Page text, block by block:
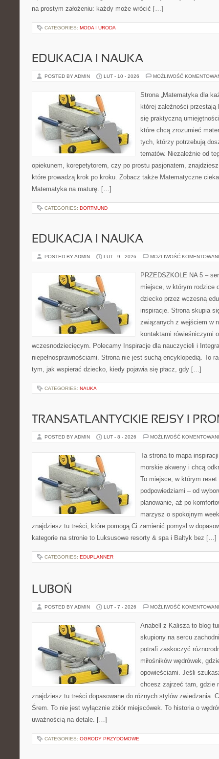
na prostym założeniu: każdy może wrócić […]
CATEGORIES: MODA I URODA
EDUKACJA I NAUKA
POSTED BY ADMIN LUT - 10 - 2026 MOŻLIWOŚĆ
Strona „Matematyka dla
której zależności
się praktyczną
które chcą zrozumieć
tych, którzy potrzebują
tematów. Niezależnie od
opiekunem, korepetytorem, czy po prostu pasjonatem,
które prowadzą krok po kroku. Zobacz także Matematyczne
Matematyka na maturę. […]
CATEGORIES: DORTMUND
EDUKACJA I NAUKA
POSTED BY ADMIN LUT - 9 - 2026 MOŻLIWOŚĆ
PRZEDSZKOLE NA 5 –
miejsce, w którym rodzice
dziecko przez wczesną
inspiracje. Strona skupia
związanych z wejściem w
kontaktami rówieśniczymi
wczesnodziecięcym. Polecamy Inspiracje dla nauczycieli i
niepełnosprawnościami. Strona nie jest suchą encyklopedią. To
tym, jak wspierać dziecko, kiedy pojawia się płacz, gdy […]
CATEGORIES: NAUKA
TRANSATLANTYCKIE REJSY I
POSTED BY ADMIN LUT - 8 - 2026 MOŻLIWOŚĆ
Ta strona to mapa
morskie akweny i chcą
To miejsce, w którym
podpowiedziami – od
planowanie, aż po
marzysz o spokojnym
znajdziesz tu treści, które pomogą Ci zamienić pomysł w
kategorie na stronie to Luksusowe resorty & spa i Bałtyk bez […]
CATEGORIES: EDUPLANNER
LUBOŃ
POSTED BY ADMIN LUT - 7 - 2026 MOŻLIWOŚĆ
Anabell z Kalisza to blog
skupiony na sercu
potrafi zaskoczyć
miłośników wędrówek,
opowieściami. Jeśli
chcesz zajrzeć tam, gdzie
znajdziesz tu treści dopasowane do różnych stylów zwiedzania.
Śrem. To nie jest wyłącznie zbiór miejscówek. To historia o
uważnością na detale. […]
CATEGORIES: OGRODY PRZYDOMOWE